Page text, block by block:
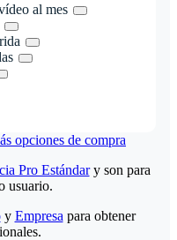
al mes
opciones de compra
Pro Estándary son para
usuario.
y Empresa para obtener